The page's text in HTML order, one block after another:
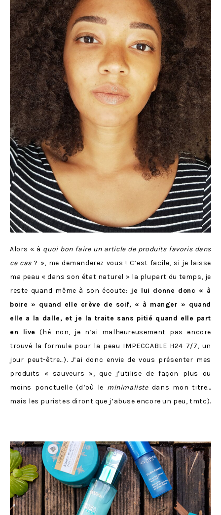
Alors « à quoi bon faire un article de produits favoris dans
ce cas? », me demanderez vous ! C’est facile, si je laisse
ma peau « dans son état naturel » la plupart du temps, je
reste quand même à son écoute: je lui donne donc « à
boire » quand elle crève de soif, « à manger » quand
elle a la dalle, et je la traite sans pitié quand elle part
en live (hé non, je n’ai malheureusement pas encore
trouvé la formule pour la peau IMPECCABLE H24 7/7, un
jour peut-être…). J’ai donc envie de vous présenter mes
produits « sauveurs », que j’utilise de façon plus ou
moins ponctuelle (d’où le minimalistedans mon titre…
mais les puristes diront que j’abuse encore un peu, tmtc).